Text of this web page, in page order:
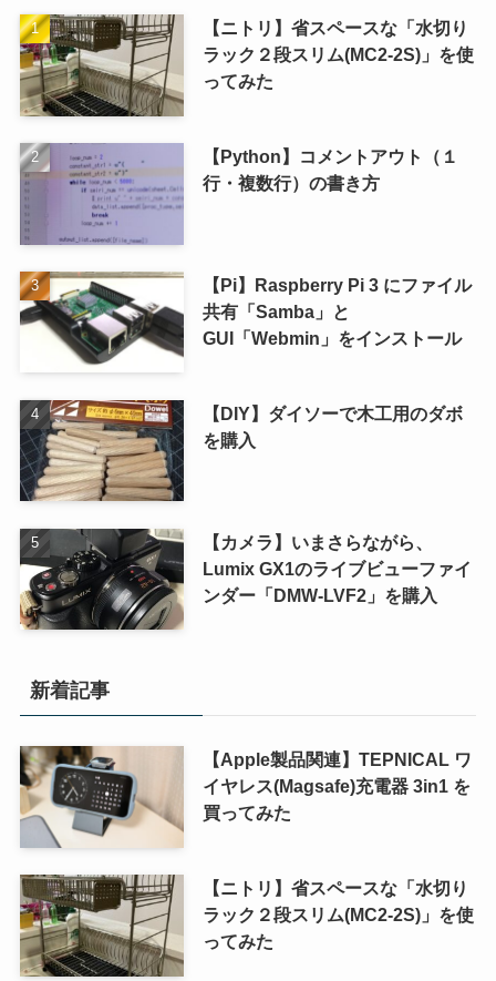
【ニトリ】省スペースな「水切り
ラック２段スリム(MC2-2S)」を使
ってみた
【Python】コメントアウト（１
行・複数行）の書き方
【Pi】Raspberry Pi 3 にファイル
共有「Samba」と
GUI「Webmin」をインストール
【DIY】ダイソーで木工用のダボ
を購入
【カメラ】いまさらながら、
Lumix GX1のライブビューファイ
ンダー「DMW-LVF2」を購入
新着記事
【Apple製品関連】TEPNICAL ワ
イヤレス(Magsafe)充電器 3in1 を
買ってみた
【ニトリ】省スペースな「水切り
ラック２段スリム(MC2-2S)」を使
ってみた